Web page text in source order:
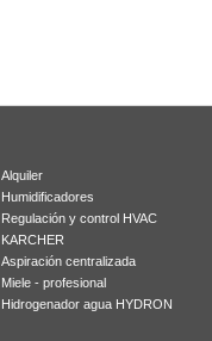
Alquiler
Humidificadores
Regulación y control HVAC
KARCHER
Aspiración centralizada
Miele - profesional
Hidrogenador agua HYDRON